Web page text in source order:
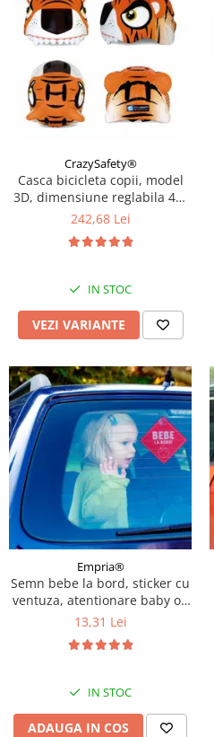
CrazySafety®
Casca bicicleta copii, model
3D, dimensiune reglabila 49-
55 cm, 2-7 ani, Diverse
242,68 Lei
IN STOC
VEZI VARIANTE
Empria®
Semn bebe la bord, sticker cu
ventuza, atentionare baby on
board, siguranta auto,
13,31 Lei
IN STOC
ADAUGA IN COS